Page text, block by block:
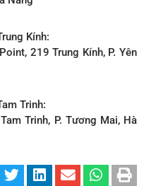
Kính:
219 Trung Kính, P. Yên
Trinh:
Trinh, P. Tương Mai, Hà